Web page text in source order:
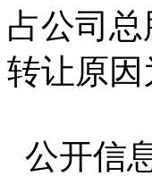
占公司
转让原
公开信